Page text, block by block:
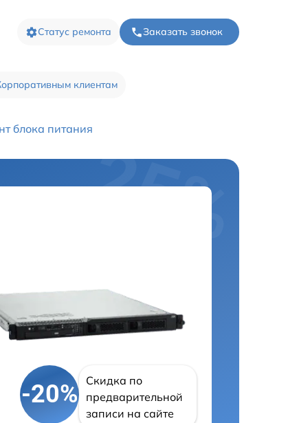
Статус ремонта Заказать звонок
клиентам
блока питания
-20%
Скидка по
предварительной
записи на сайте